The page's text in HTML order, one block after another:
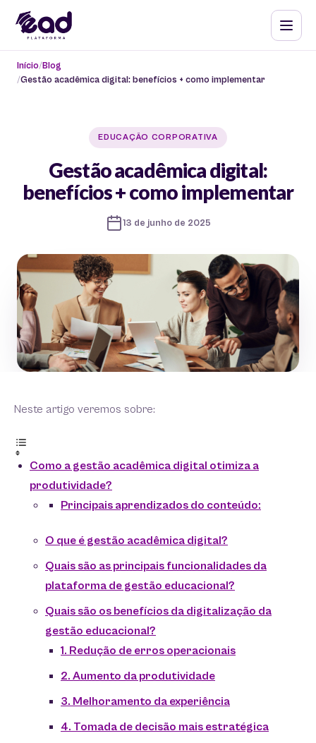
Início Blog
Gestão acadêmica digital: benefícios + como implementar
EDUCAÇÃO CORPORATIVA
Gestão acadêmica digital:
benefícios + como implementar
13 de junho de 2025
Neste artigo veremos sobre:
Como a gestão acadêmica digital otimiza a
produtividade?
Principais aprendizados do conteúdo:
O que é gestão acadêmica digital?
Quais são as principais funcionalidades da
plataforma de gestão educacional?
Quais são os benefícios da digitalização da
gestão educacional?
1. Redução de erros operacionais
2. Aumento da produtividade
3. Melhoramento da experiência
4. Tomada de decisão mais estratégica